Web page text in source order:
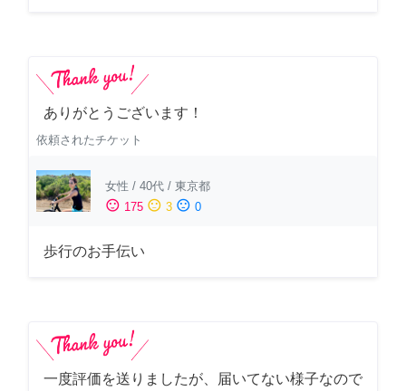
ありがとうございます！
依頼されたチケット
女性 / 40代 / 東京都
sentiment_satisfied 175 sentiment_neutral 3 sentiment_dissatisfied 0
歩行のお手伝い
一度評価を送りましたが、届いてない様子なので